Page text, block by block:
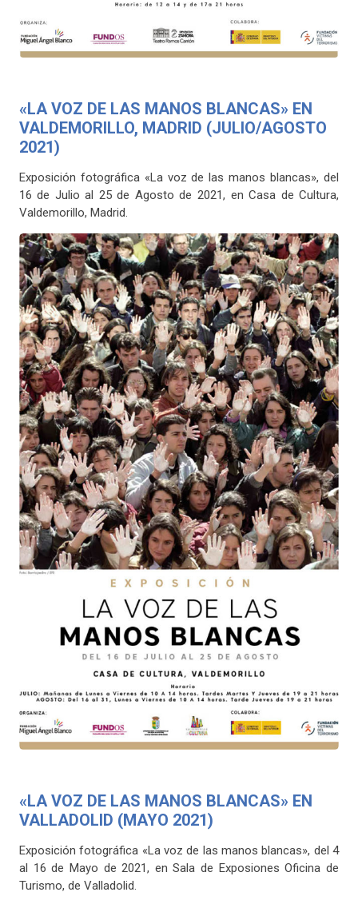
«LA VOZ DE LAS MANOS BLANCAS» EN
VALDEMORILLO, MADRID (JULIO/AGOSTO
2021)
Exposición fotográfica «La voz de las manos blancas», del
16 de Julio al 25 de Agosto de 2021, en Casa de Cultura,
Valdemorillo, Madrid.
«LA VOZ DE LAS MANOS BLANCAS» EN
VALLADOLID (MAYO 2021)
Exposición fotográfica «La voz de las manos blancas», del 4
al 16 de Mayo de 2021, en Sala de Exposiones Oficina de
Turismo, de Valladolid.